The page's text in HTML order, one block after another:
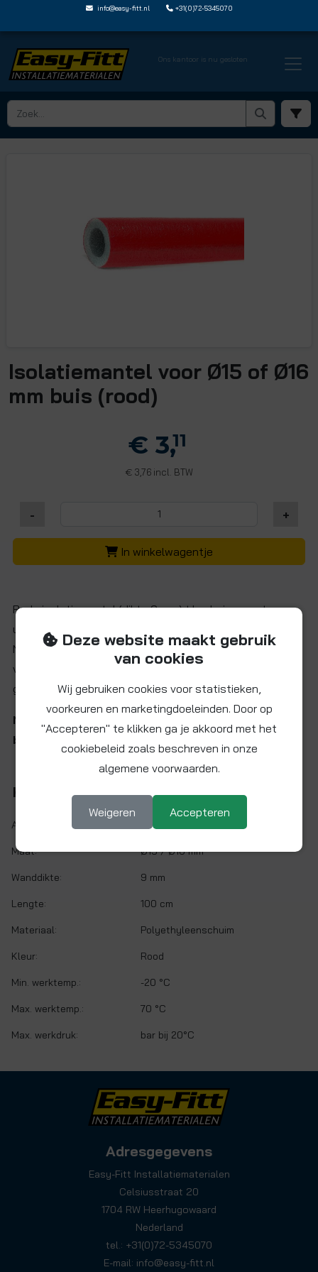
info@easy-fitt.nl +31(0)72-5345070
Ons kantoor is nu gesloten
HOME › LEIDINGISOLATIE › LEIDINGISOLATIE PER METER › ISO18R PM
Isolatiemantel voor Ø15 of Ø16
mm buis (rood)
€ 3,11
€ 3,76 incl. BTW
- +
In winkelwagentje
Rode isolatiemantel (dikte 9 mm) t.b.v. buizen met
uitwendige diameter 15 of 16 mm, per meter te bestellen.
Naar opgave worden de gewenste hoeveelheid meters
van de rol geknipt, dus als een aaneengesloten lengte
geleverd.
Neem contact met ons op voor huidige prijs,
beschikbaarheid en evt. levertijd.
Kenmerken
Artikelnr.: ISO18R-PM
Maat: Ø15 / Ø16 mm
Wanddikte: 9 mm
Lengte: 100 cm
Materiaal: Polyethyleenschuim
Kleur: Rood
Min. werktemp.: -20 °C
Max. werktemp.: 70 °C
Max. werkdruk: bar bij 20°C
Adresgegevens
Easy-Fitt Installatiematerialen
Celsiusstraat 20
1704 RW Heerhugowaard
Nederland
tel.: +31(0)72-5345070
E-mail: info@easy-fitt.nl
Deze website maakt gebruik
van cookies
Wij gebruiken cookies voor statistieken,
voorkeuren en marketingdoeleinden. Door op
"Accepteren" te klikken ga je akkoord met het
cookiebeleid zoals beschreven in onze
algemene voorwaarden.
Weigeren Accepteren